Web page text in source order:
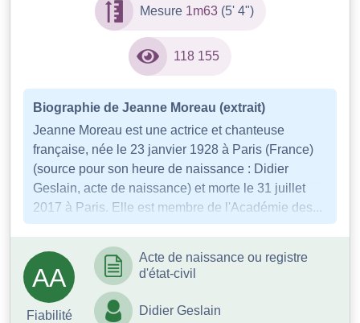
Mesure 1m63(5' 4")
118 155
Biographie de Jeanne Moreau (extrait)
Jeanne Moreau est une actrice et chanteuse
française, née le 23 janvier 1928 à Paris (France)
(source pour son heure de naissance : Didier
Geslain, acte de naissance) et morte le 31 juillet
2017 à Paris. Elle est membre de l'Académie des...
AA
Fiabilité
Acte de naissance ou registre
d'état-civil
Didier Geslain